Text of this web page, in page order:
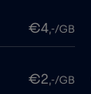
€4,-/GB
€2,-/GB